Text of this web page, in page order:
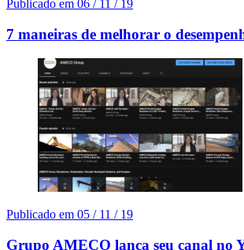
Publicado em 06 / 11 / 19
7 maneiras de melhorar o
Publicado em 05 / 11 / 19
Grupo AMECO lança seu canal no